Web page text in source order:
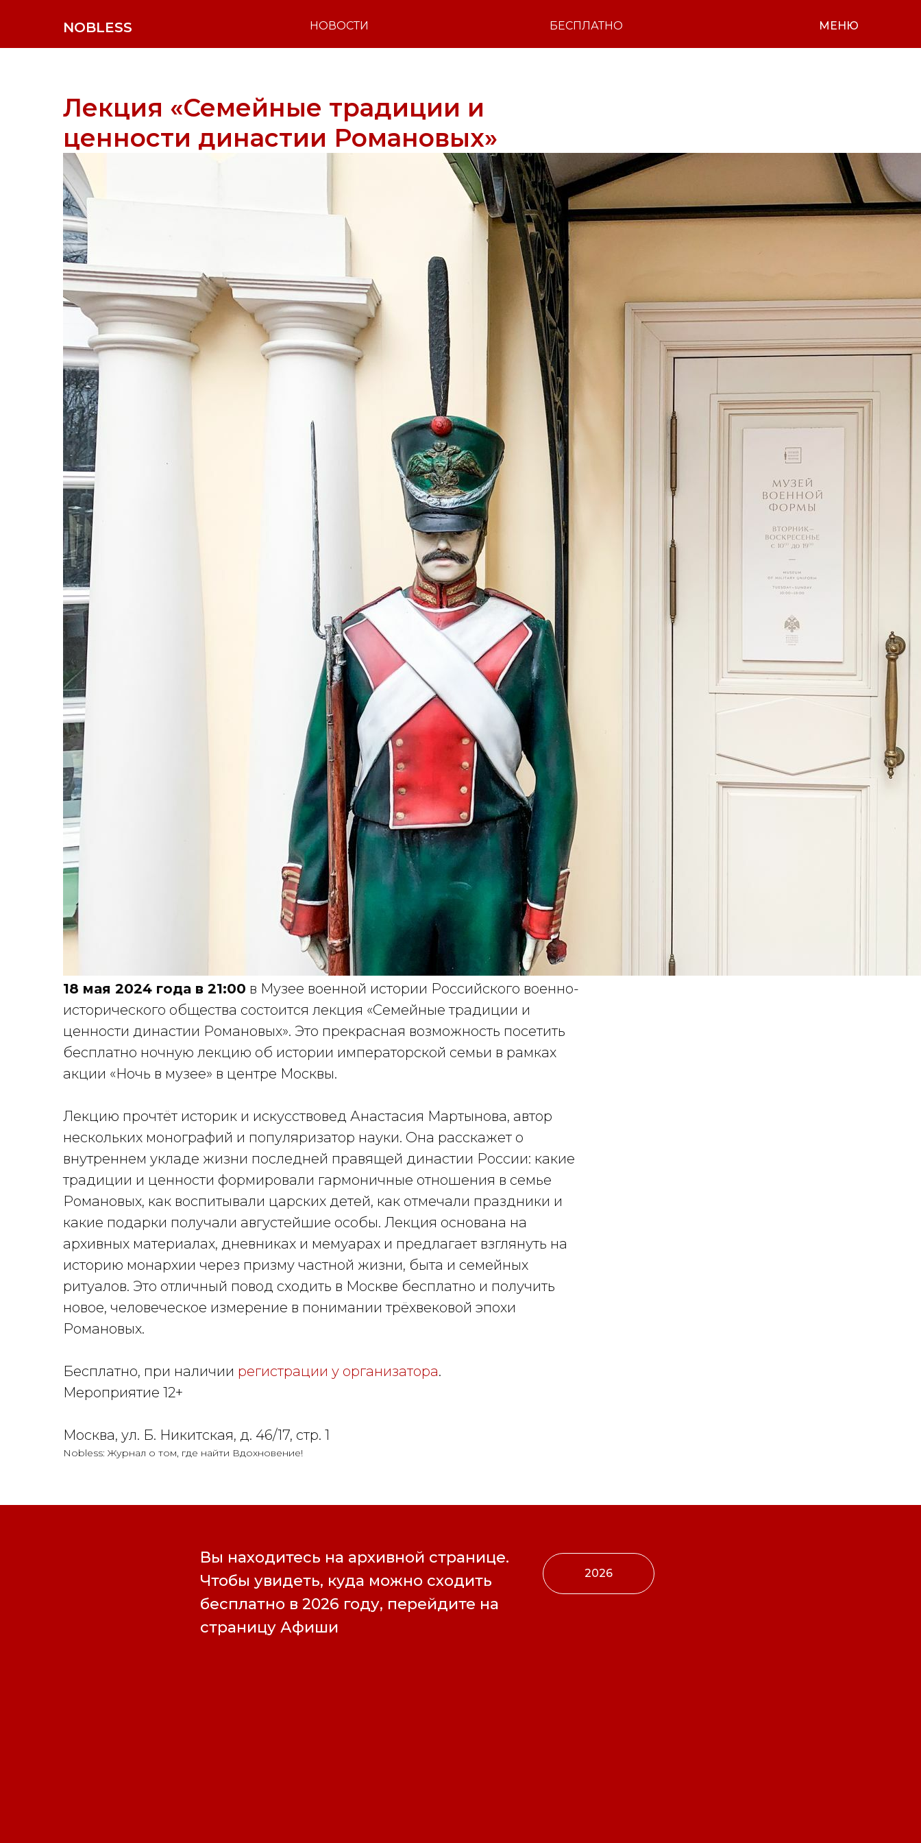
NOBLESS МЕНЮ
НОВОСТИ БЕСПЛАТНО
Лекция «Семейные традиции и
ценности династии Романовых»
18 мая 2024 года в 21:00 в Музее военной истории Российского военно-
исторического общества состоится лекция «Семейные традиции и
ценности династии Романовых». Это прекрасная возможность посетить
бесплатно ночную лекцию об истории императорской семьи в рамках
акции «Ночь в музее» в центре Москвы.
Лекцию прочтёт историк и искусствовед Анастасия Мартынова, автор
нескольких монографий и популяризатор науки. Она расскажет о
внутреннем укладе жизни последней правящей династии России: какие
традиции и ценности формировали гармоничные отношения в семье
Романовых, как воспитывали царских детей, как отмечали праздники и
какие подарки получали августейшие особы. Лекция основана на
архивных материалах, дневниках и мемуарах и предлагает взглянуть на
историю монархии через призму частной жизни, быта и семейных
ритуалов. Это отличный повод сходить в Москве бесплатно и получить
новое, человеческое измерение в понимании трёхвековой эпохи
Романовых.
Бесплатно, при наличии регистрации у организатора.
Мероприятие 12+
Москва, ул. Б. Никитская, д. 46/17, стр. 1
Nobless: Журнал о том, где найти Вдохновение!
Вы находитесь на архивной странице.
Чтобы увидеть, куда можно сходить
бесплатно в 2026 году, перейдите на
страницу Афиши
2026